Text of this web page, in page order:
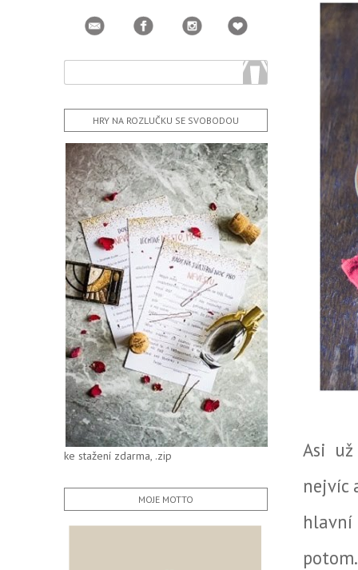
Asi
nejvíc
HRY NA ROZLUČKU SE SVOBODOU
ke stažení zdarma, .zip
MOJE MOTTO